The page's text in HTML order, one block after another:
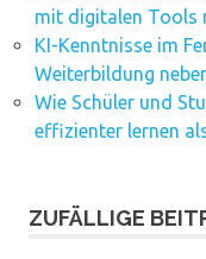
mit digitalen Tools
KI-Kenntnisse im
Weiterbildung
Wie Schüler und
effizienter lernen
ZUFÄLLIGE